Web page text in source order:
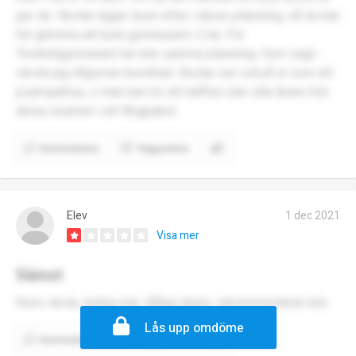
Elev
1 dec 2021
Visa mer
Sämst
Kass skola, äcklig mat, dåliga lärare, rekommenderar inte.
Lås upp omdöme